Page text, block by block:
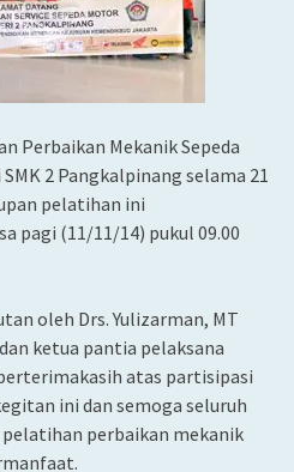
Perbaikan Mekanik Sepeda
2 Pangkalpinang selama 21
pelatihan ini
pagi (11/11/14) pukul 09.00
oleh Drs. Yulizarman, MT
ketua pantia pelaksana
atas partisipasi
ini dan semoga seluruh
perbaikan mekanik